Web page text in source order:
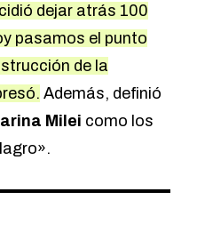
dejar atrás 100
pasamos el punto
de la
Además, definió
Milei como los